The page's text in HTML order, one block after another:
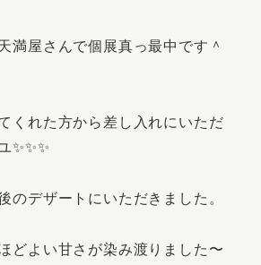
満屋さんで個展真っ最中です＾
くれた方から差し入れにいただ
✨✨✨
のデザートにいただきました。
どよい甘さが染み渡りました〜